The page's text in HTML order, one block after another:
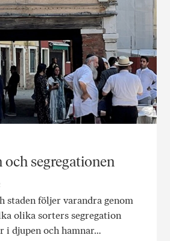
och segregationen
staden följer varandra genom
olika sorters segregation
i djupen och hamnar…